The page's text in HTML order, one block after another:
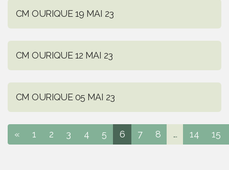
CM OURIQUE 19 MAI 23
CM OURIQUE 12 MAI 23
CM OURIQUE 05 MAI 23
« 1 2 3 4 5 6 7 8 ... 14 15